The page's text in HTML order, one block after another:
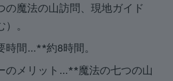
の魔法の山訪問、現地ガイド
。
時間…**約8時間。
のメリット…**魔法の七つの山